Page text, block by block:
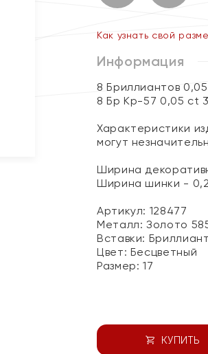
Как узнать свой
Информация
8 Бриллиантов
8 Бр Кр-57 0,05 ct
Характеристики
могут
Ширина
Ширина шинки -
Артикул: 128477
Металл:Золото
Вставки: Бриллиант
Цвет: Бесцветный
Размер:17
КУПИТЬ